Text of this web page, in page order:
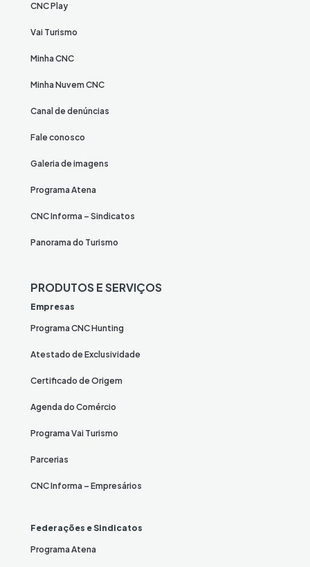
CNC Play
Vai Turismo
Minha CNC
Minha Nuvem CNC
Canal de denúncias
Fale conosco
Galeria de imagens
Programa Atena
CNC Informa – Sindicatos
Panorama do Turismo
PRODUTOS E SERVIÇOS
Empresas
Programa CNC Hunting
Atestado de Exclusividade
Certificado de Origem
Agenda do Comércio
Programa Vai Turismo
Parcerias
CNC Informa – Empresários
Federações e Sindicatos
Programa Atena